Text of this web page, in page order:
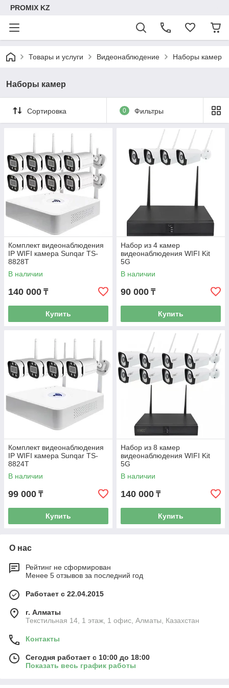
PROMIX KZ
Товары и услуги Видеонаблюдение Наборы камер
Наборы камер
Сортировка 0 Фильтры
Комплект видеонаблюдения
IP WIFI камера Sunqar TS-
8828T
В наличии
140 000 ₸
Купить
Набор из 4 камер
видеонаблюдения WIFI Kit
5G
В наличии
90 000 ₸
Купить
Комплект видеонаблюдения
IP WIFI камера Sunqar TS-
8824T
В наличии
99 000 ₸
Купить
Набор из 8 камер
видеонаблюдения WIFI Kit
5G
В наличии
140 000 ₸
Купить
О нас
Рейтинг не сформирован
Менее 5 отзывов за последний год
Работает с 22.04.2015
г. Алматы
Текстильная 14, 1 этаж, 1 офис, Алматы, Казахстан
Контакты
Сегодня работает с 10:00 до 18:00
Показать весь график работы